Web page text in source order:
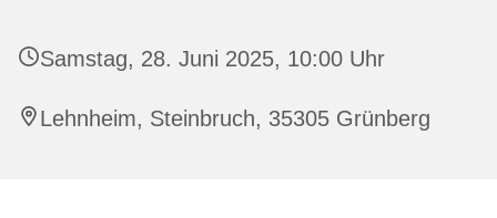
Samstag, 28. Juni 2025, 10:00 Uhr
Lehnheim, Steinbruch, 35305 Grünberg